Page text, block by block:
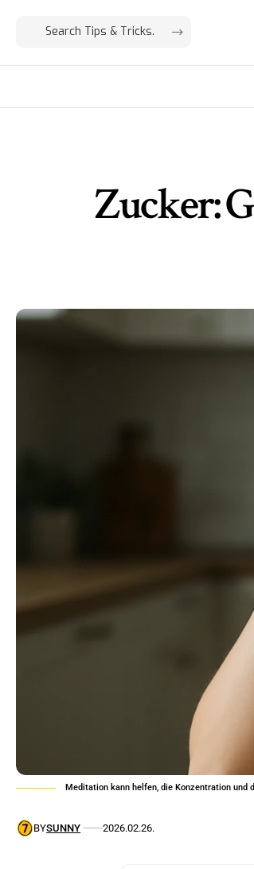
Zucker:
Meditation kann helfen, die Konzentration und
BYSUNNY 2026.02.26.